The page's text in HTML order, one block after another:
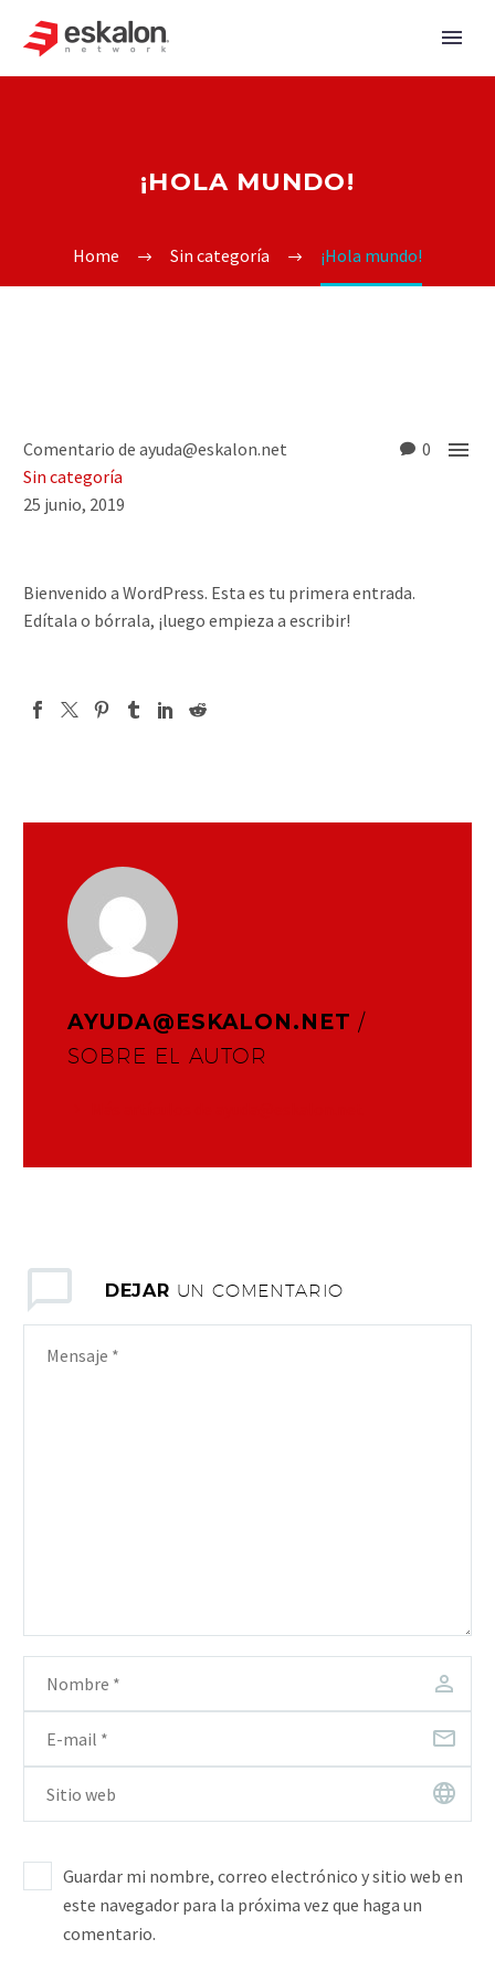
¡HOLA MUNDO!
Home Sin categoría ¡Hola mundo!
0 
Comentario de ayuda@eskalon.net
Sin categoría
25 junio, 2019
Bienvenido a WordPress. Esta es tu primera entrada.
Edítala o bórrala, ¡luego empieza a escribir!
AYUDA@ESKALON.NET/
SOBRE EL AUTOR
DEJAR UN COMENTARIO
Guardar mi nombre, correo electrónico y sitio web en
este navegador para la próxima vez que haga un
comentario.